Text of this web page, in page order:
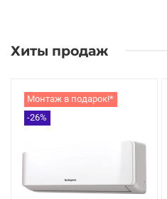
Хиты продаж
Монтаж в подарок!*
-26%